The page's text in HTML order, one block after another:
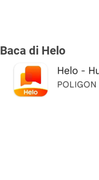
Baca di Helo